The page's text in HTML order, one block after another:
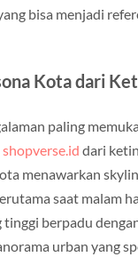
bisa menjadi
Kota dari
paling
shopverse.id dari
menawarkan
saat malam
tinggi berpadu
urban yang